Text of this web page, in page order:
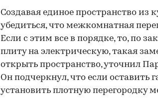
Создавая единое пространство из
убедиться, что межкомнатная
Если с этим все в порядке, то, по
плиту на электрическую, такая
открыть пространство, уточнил
Он подчеркнул, что если оставить
установить плотную перегородку